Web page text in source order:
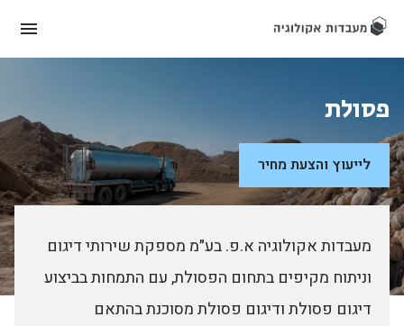
פסולת
לייעוץ והצעת מחיר
מעבדות אקולוגיה א.פ. בע״מ מספקת שירותי דיגום
וניתוח מקיפים בתחום הפסולת, עם התמחות בביצוע
דיגום פסולת ודיגום פסולת מסוכנת בהתאם